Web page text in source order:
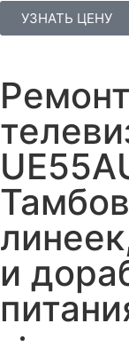
УЗНАТЬ ЦЕНУ
и